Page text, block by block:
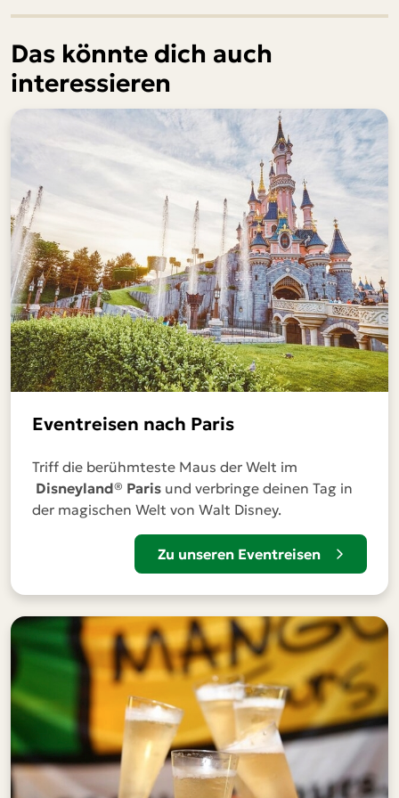
Das könnte dich auch
interessieren
Eventreisen nach Paris
Triff die berühmteste Maus der Welt im
Disneyland® Paris und verbringe deinen Tag in
der magischen Welt von Walt Disney.
Zu unseren Eventreisen